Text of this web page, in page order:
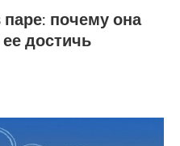
почему она
достичь